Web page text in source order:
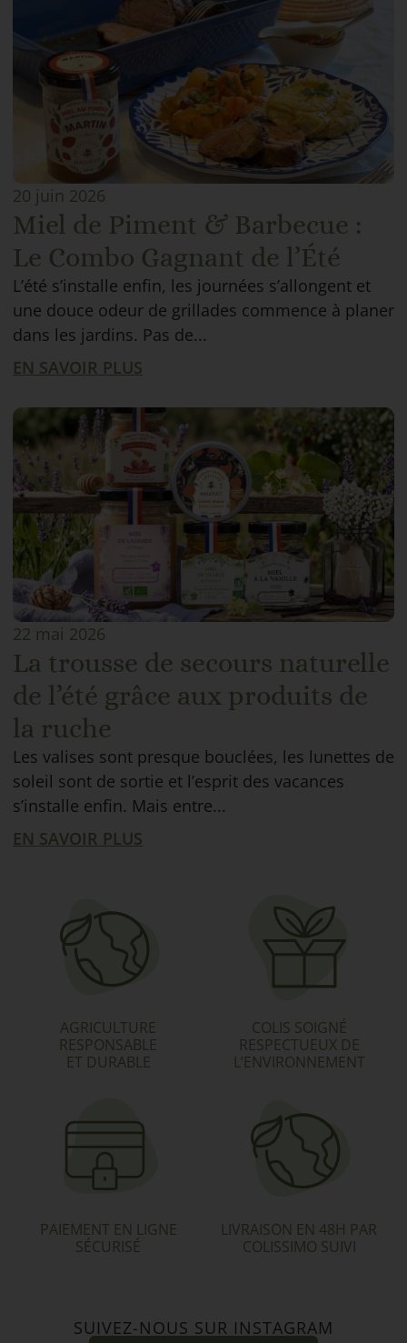
20 juin 2026
Miel de Piment & Barbecue :
Le Combo Gagnant de l’Été
L’été s’installe enfin, les journées s’allongent et
une douce odeur de grillades commence à planer
dans les jardins. Pas de...
EN SAVOIR PLUS
22 mai 2026
La trousse de secours naturelle
de l’été grâce aux produits de
la ruche
Les valises sont presque bouclées, les lunettes de
soleil sont de sortie et l’esprit des vacances
s’installe enfin. Mais entre...
EN SAVOIR PLUS
AGRICULTURE
RESPONSABLE
ET DURABLE
COLIS SOIGNÉ
RESPECTUEUX DE
L’ENVIRONNEMENT
PAIEMENT EN LIGNE
SÉCURISÉ
LIVRAISON EN 48H PAR
COLISSIMO SUIVI
SUIVEZ-NOUS SUR INSTAGRAM